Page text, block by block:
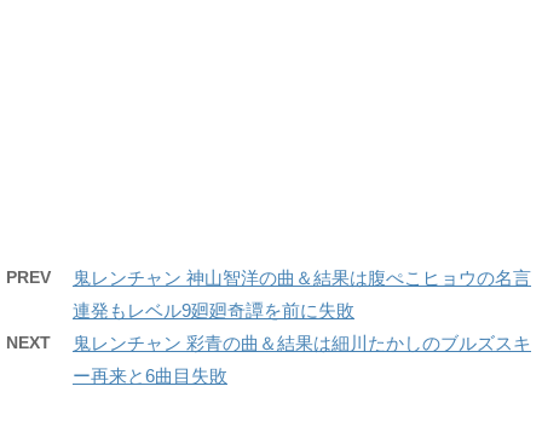
PREV
鬼レンチャン 神山智洋の曲＆結果は腹ぺこヒョウの名言
連発もレベル9廻廻奇譚を前に失敗
NEXT
鬼レンチャン 彩青の曲＆結果は細川たかしのブルズスキ
ー再来と6曲目失敗